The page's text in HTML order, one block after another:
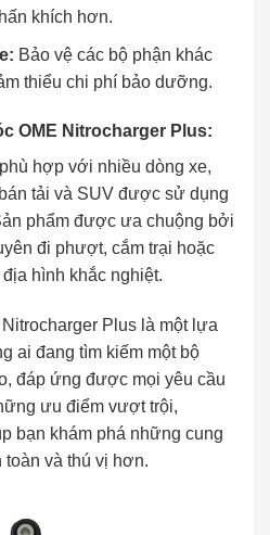
khích hơn.
Bảo vệ các bộ phận khác
thiểu chi phí bảo dưỡng.
OME Nitrocharger Plus:
hợp với nhiều dòng xe,
tải và SUV được sử dụng
phẩm được ưa chuộng bởi
đi phượt, cắm trại hoặc
hình khắc nghiệt.
Plus là một lựa
ai đang tìm kiếm một bộ
đáp ứng được mọi yêu cầu
ưu điểm vượt trội,
bạn khám phá những cung
và thú vị hơn.